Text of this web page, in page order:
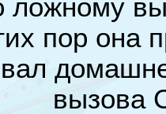
ложному
пор она
вызова